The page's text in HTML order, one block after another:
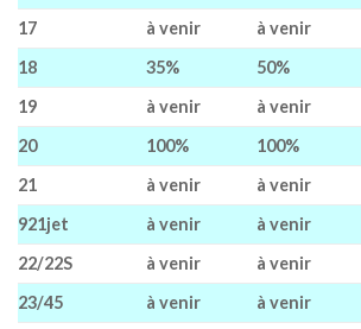
17
à venir à venir
18
35% 50%
19
à venir à venir
20
100% 100%
21
à venir à venir
921jet
à venir à venir
22/22S
à venir à venir
23/45
à venir à venir